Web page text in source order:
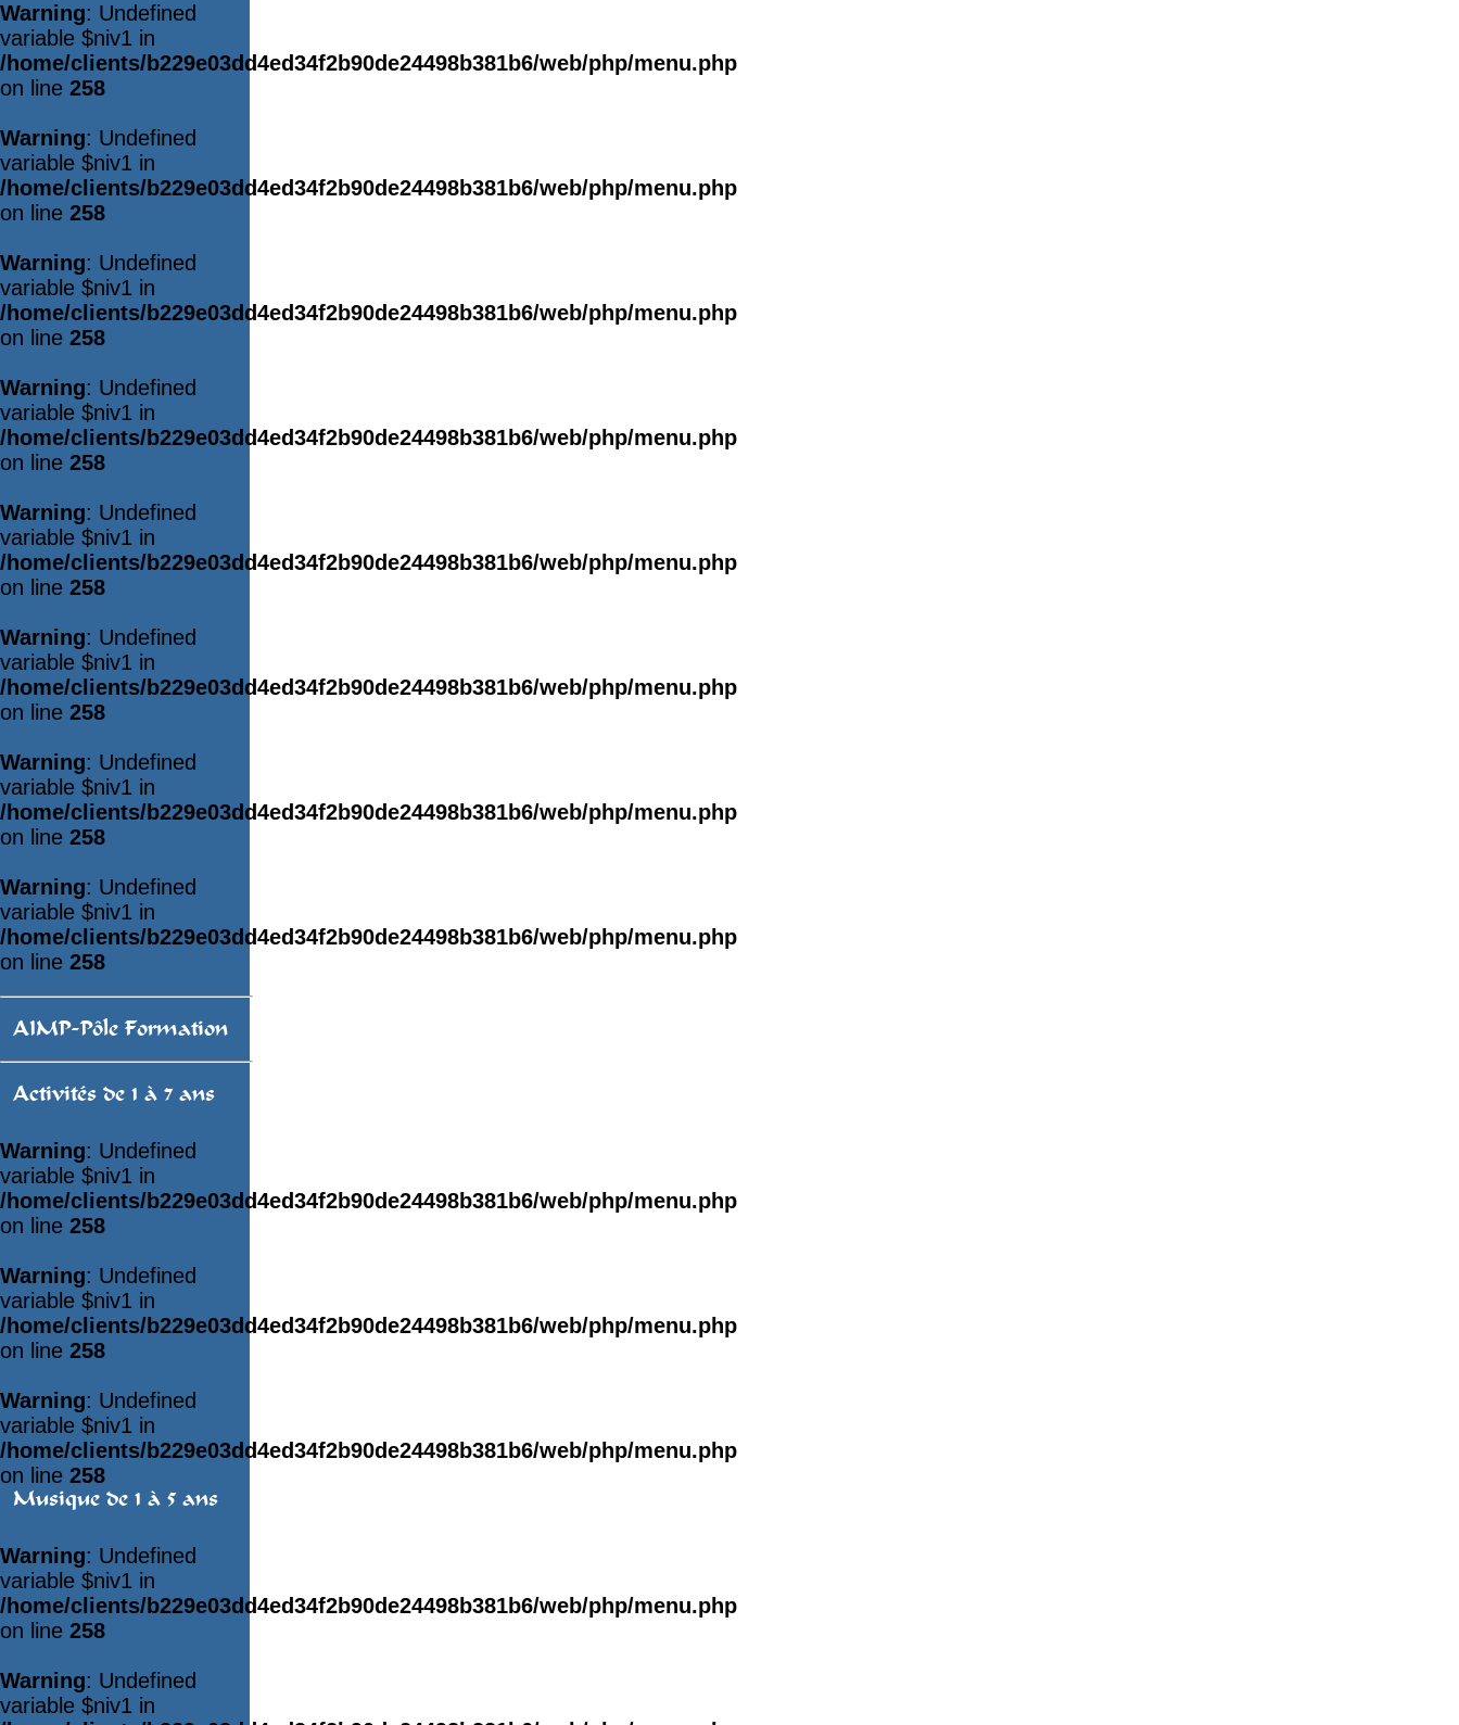
Warning: Undefined
variable $niv1 in
/home/clients/b229e03dd4ed34f2b90de24498b381b6/web/php/menu.php
on line 258
Warning: Undefined
variable $niv1 in
/home/clients/b229e03dd4ed34f2b90de24498b381b6/web/php/menu.php
on line 258
Warning: Undefined
variable $niv1 in
/home/clients/b229e03dd4ed34f2b90de24498b381b6/web/php/menu.php
on line 258
Warning: Undefined
variable $niv1 in
/home/clients/b229e03dd4ed34f2b90de24498b381b6/web/php/menu.php
on line 258
Warning: Undefined
variable $niv1 in
/home/clients/b229e03dd4ed34f2b90de24498b381b6/web/php/menu.php
on line 258
Warning: Undefined
variable $niv1 in
/home/clients/b229e03dd4ed34f2b90de24498b381b6/web/php/menu.php
on line 258
Warning: Undefined
variable $niv1 in
/home/clients/b229e03dd4ed34f2b90de24498b381b6/web/php/menu.php
on line 258
Warning: Undefined
variable $niv1 in
/home/clients/b229e03dd4ed34f2b90de24498b381b6/web/php/menu.php
on line 258
AIMP-Pôle Formation
Activités de 1 à 7 ans
Warning: Undefined
variable $niv1 in
/home/clients/b229e03dd4ed34f2b90de24498b381b6/web/php/menu.php
on line 258
Warning: Undefined
variable $niv1 in
/home/clients/b229e03dd4ed34f2b90de24498b381b6/web/php/menu.php
on line 258
Warning: Undefined
variable $niv1 in
/home/clients/b229e03dd4ed34f2b90de24498b381b6/web/php/menu.php
on line 258
Musique de 1 à 5 ans
Warning: Undefined
variable $niv1 in
/home/clients/b229e03dd4ed34f2b90de24498b381b6/web/php/menu.php
on line 258
Warning: Undefined
variable $niv1 in